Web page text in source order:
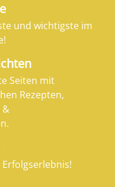
und wichtigste im
Seiten mit
Rezepten,
&